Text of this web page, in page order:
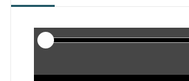
Reproductor